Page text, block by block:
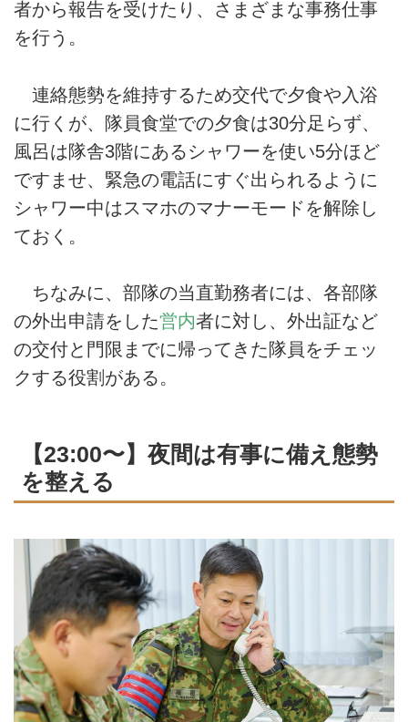
者から報告を受けたり、さまざまな事務仕事
を行う。
連絡態勢を維持するため交代で夕食や入浴
に行くが、隊員食堂での夕食は30分足らず、
風呂は隊舎3階にあるシャワーを使い5分ほど
ですませ、緊急の電話にすぐ出られるように
シャワー中はスマホのマナーモードを解除し
ておく。
ちなみに、部隊の当直勤務者には、各部隊
の外出申請をした営内者に対し、外出証など
の交付と門限までに帰ってきた隊員をチェッ
クする役割がある。
【23:00〜】夜間は有事に備え態勢
を整える